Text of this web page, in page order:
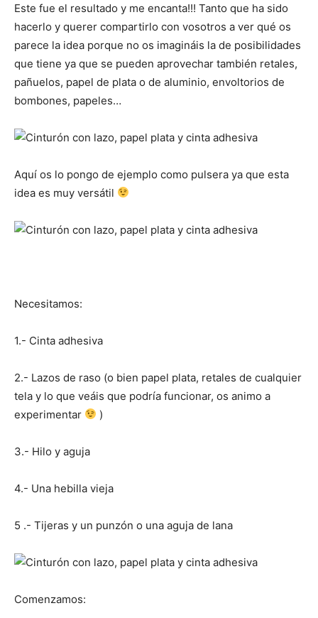
Este fue el resultado y me encanta!!! Tanto que ha sido
hacerlo y querer compartirlo con vosotros a ver qué os
parece la idea porque no os imagináis la de posibilidades
que tiene ya que se pueden aprovechar también retales,
pañuelos, papel de plata o de aluminio, envoltorios de
bombones, papeles…
Aquí os lo pongo de ejemplo como pulsera ya que esta
idea es muy versátil
Necesitamos:
1.- Cinta adhesiva
2.- Lazos de raso (o bien papel plata, retales de cualquier
tela y lo que veáis que podría funcionar, os animo a
experimentar
)
3.- Hilo y aguja
4.- Una hebilla vieja
5 .- Tijeras y un punzón o una aguja de lana
Comenzamos: